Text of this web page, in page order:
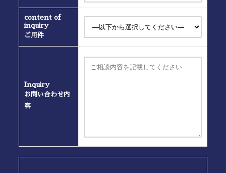
content of
inquiry
ご用件
Inquiry
お問い合わせ内
容